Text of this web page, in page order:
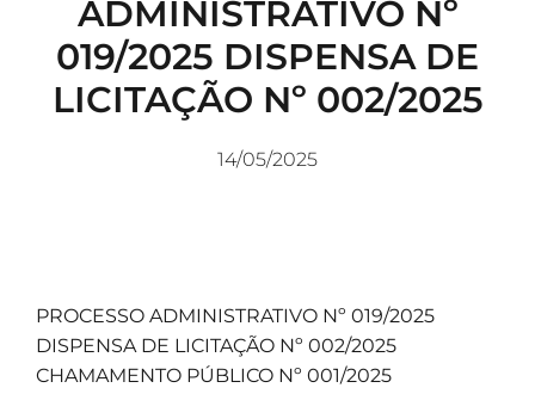
ADMINISTRATIVO Nº
019/2025 DISPENSA DE
LICITAÇÃO Nº 002/2025
14/05/2025
PROCESSO ADMINISTRATIVO Nº 019/2025
DISPENSA DE LICITAÇÃO Nº 002/2025
CHAMAMENTO PÚBLICO Nº 001/2025